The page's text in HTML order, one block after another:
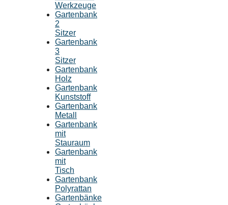
Werkzeuge
Gartenbank
2
Sitzer
Gartenbank
3
Sitzer
Gartenbank
Holz
Gartenbank
Kunststoff
Gartenbank
Metall
Gartenbank
mit
Stauraum
Gartenbank
mit
Tisch
Gartenbank
Polyrattan
Gartenbänke